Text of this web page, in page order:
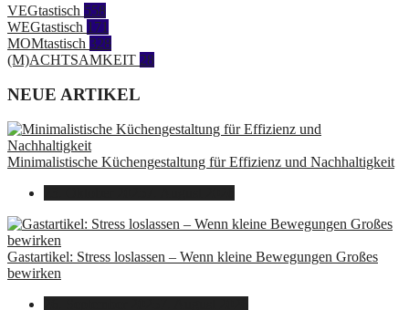
VEGtastisch 558
WEGtastisch 171
MOMtastisch 328
(M)ACHTSAMKEIT 28
NEUE ARTIKEL
Minimalistische Küchengestaltung für Effizienz und Nachhaltigkeit
Gastartikel: Stress loslassen – Wenn kleine Bewegungen Großes
bewirken